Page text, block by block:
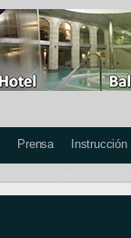
Prensa Instrucción